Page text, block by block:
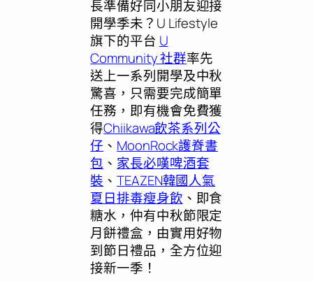
長準備好同小朋友迎接
開學季未？ U Lifestyle
旗下的平台 U
Community 社群率先
送上一系列開學及中秋
驚喜，只需要完成簡單
任務，即有機會免費獲
得Chiikawa飲茶系列公
仔 、 MoonRock護脊書
包 、 家長必嘆啤酒套
裝 、TEAZEN韓國人氣
夏日排毒瘦身飲 、即食
糖水，仲有中秋節限定
月餅禮盒，由實用好物
到節日禮品，全方位迎
接新一季！